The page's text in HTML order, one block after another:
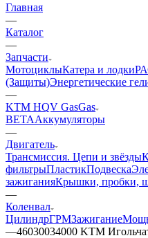
Главная
—
Каталог
—
Запчасти
МотоциклыКатера и лодки
(Защиты)Энергетические
—
KTM HQV GasGas
BETAАккумуляторы
—
Двигатель
Трансмиссия. Цепи и звёзды
фильтрыПластикПодвеска
зажиганияКрышки, пробки,
—
Коленвал
ЦилиндрГРМЗажигание
—46030034000 KTM